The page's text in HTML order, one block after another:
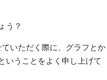
う？
いただく際に、グラフとか
いうことをよく申し上げて